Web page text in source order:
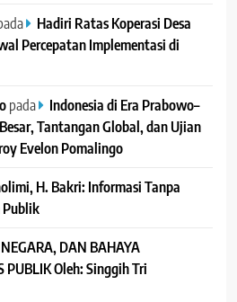
Hadiri Ratas Koperasi Desa
Percepatan Implementasi di
pada
Indonesia di Era Prabowo–
Tantangan Global, dan Ujian
Evelon Pomalingo
H. Bakri: Informasi Tanpa
Publik
DAN BAHAYA
PUBLIK Oleh: Singgih Tri